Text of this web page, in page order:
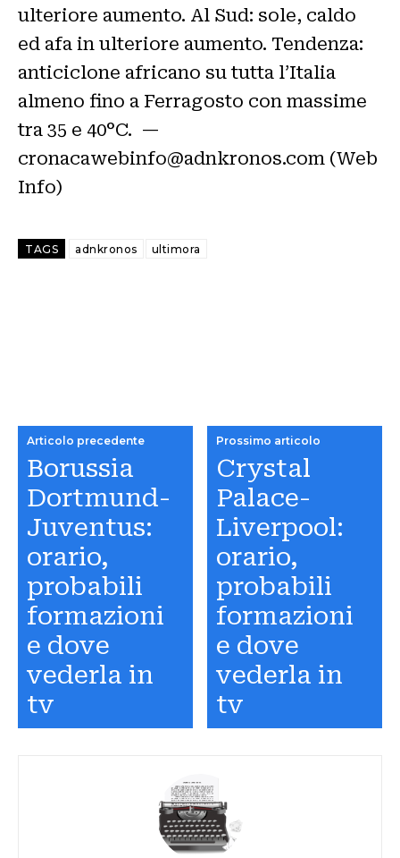
ulteriore aumento. Al Sud: sole, caldo
ed afa in ulteriore aumento. Tendenza:
anticiclone africano su tutta l’Italia
almeno fino a Ferragosto con massime
tra 35 e 40°C. —
cronacawebinfo@adnkronos.com (Web
Info)
TAGS adnkronos ultimora
Articolo precedente
Borussia
Dortmund-
Juventus:
orario,
probabili
formazioni
e dove
vederla in
tv
Prossimo articolo
Crystal
Palace-
Liverpool:
orario,
probabili
formazioni
e dove
vederla in
tv